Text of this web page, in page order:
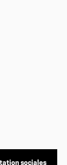
sociales